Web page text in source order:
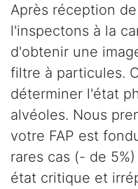
Après réception
l'inspectons à la
d'obtenir une
filtre à particules.
déterminer l'état
alvéoles. Nous
votre FAP est
rares cas (- de
état critique et